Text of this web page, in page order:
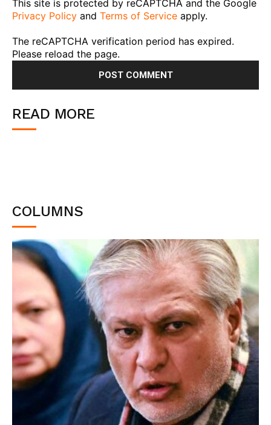
COLUMNS
This site is protected by reCAPTCHA and the Google
Privacy Policy and Terms of Service apply.
The reCAPTCHA verification period has expired.
Please reload the page.
READ MORE